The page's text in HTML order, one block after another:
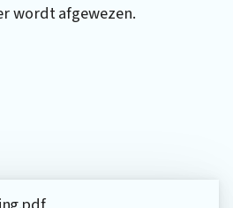
wordt afgewezen.